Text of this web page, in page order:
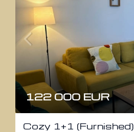
122 000 EUR
Cozy 1+1 (Furnished)